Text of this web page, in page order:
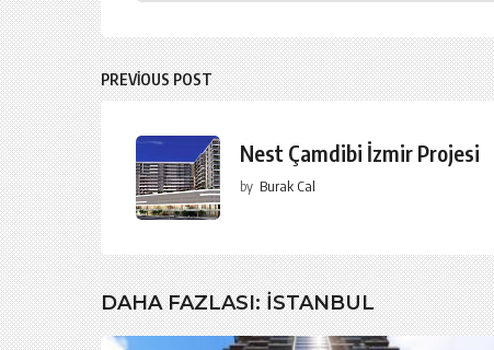
PREVIOUS POST
Nest Çamdibi İzmir Projesi
by Burak Cal
DAHA FAZLASI:İSTANBUL